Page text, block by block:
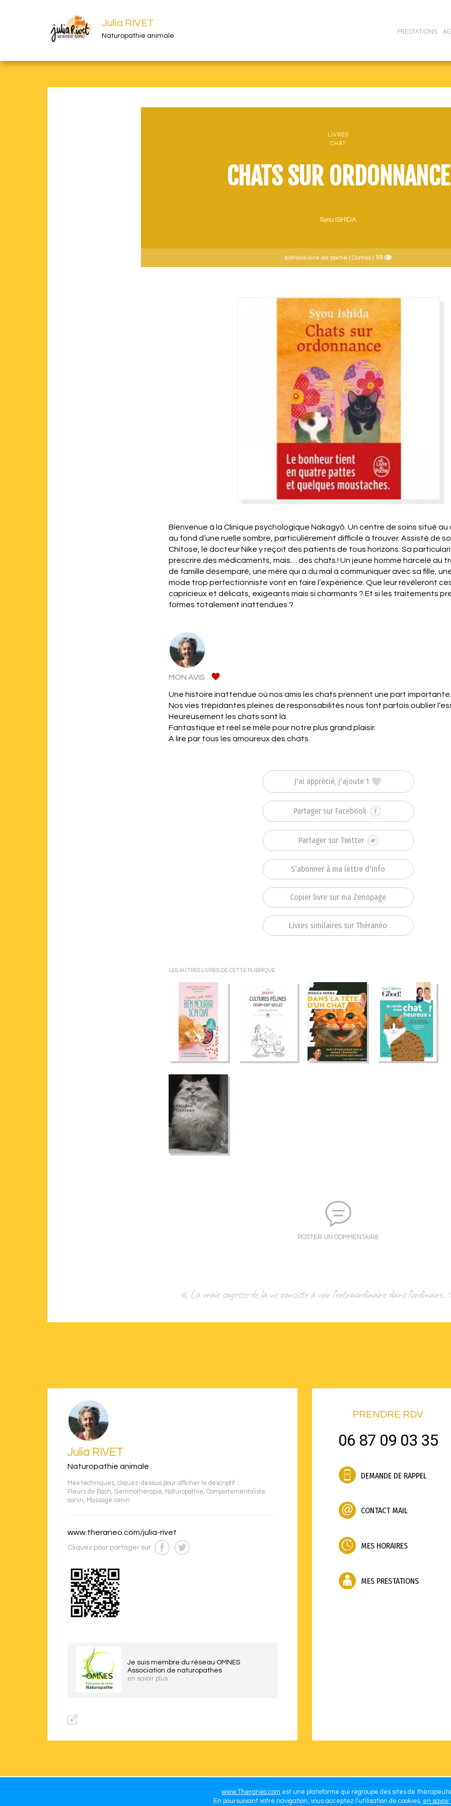
www.Theraneo.com est une plateforme qui regroupe des sites de
En poursuivant votre navigation, vous acceptez l’utilisation de cookies, en savoir
Julia RIVET
Naturopathie animale PRESTATIONS
LIVRES
CHAT
CHATS SUR ORDONNANCE
Syou ISHIDA
éditions livre de poche | Contes | 59
Bienvenue à la Clinique psychologique Nakagyô. Un centre de soins situé
au fond d’une ruelle sombre, particulièrement difficile à trouver. Assisté de
Chitose, le docteur Nike y reçoit des patients de tous horizons. Sa
prescrire des médicaments, mais… des chats ! Un jeune homme harcelé au
de famille désemparé, une mère qui a du mal à communiquer avec sa fille,
mode trop perfectionniste vont en faire l’expérience. Que leur révéleront
capricieux et délicats, exigeants mais si charmants ? Et si les traitements
formes totalement inattendues ?
MON AVIS
Une histoire inattendue où nos amis les chats prennent une part importante.
Nos vies trépidantes pleines de responsabilités nous font parfois oublier
Heureusement les chats sont là.
Fantastique et réel se mêle pour notre plus grand plaisir.
A lire par tous les amoureux des chats.
J'ai apprécié, j'ajoute 1
Partager sur Facebook
Partager sur Twitter
S'abonner à ma lettre d'info
Copier livre sur ma Zenopage
Livres similaires sur Théranéo
LES AUTRES LIVRES DE CETTE RUBRIQUE
POSTER UN COMMENTAIRE
« La vraie sagesse de la vie consiste à voir l’extraordinaire dans
Julia RIVET
Naturopathie animale
Mes techniques, cliquez-dessus pour afficher le descriptif :
Fleurs de Bach,Gemmothérapie, Naturopathie,Comportementaliste
canin, Massage canin
www.theraneo.com/julia-rivet
Cliquez pour partager sur
Je suis membre du réseau OMNES
Association de naturopathes
en savoir plus
PRENDRE RDV
06 87 09 03 35
DEMANDE DE RAPPEL
CONTACT MAIL
MES HORAIRES
MES PRESTATIONS